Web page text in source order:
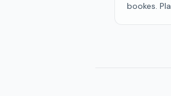
bookes.